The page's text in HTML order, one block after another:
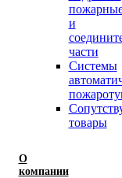
и
части
Системы
товары
О
компании